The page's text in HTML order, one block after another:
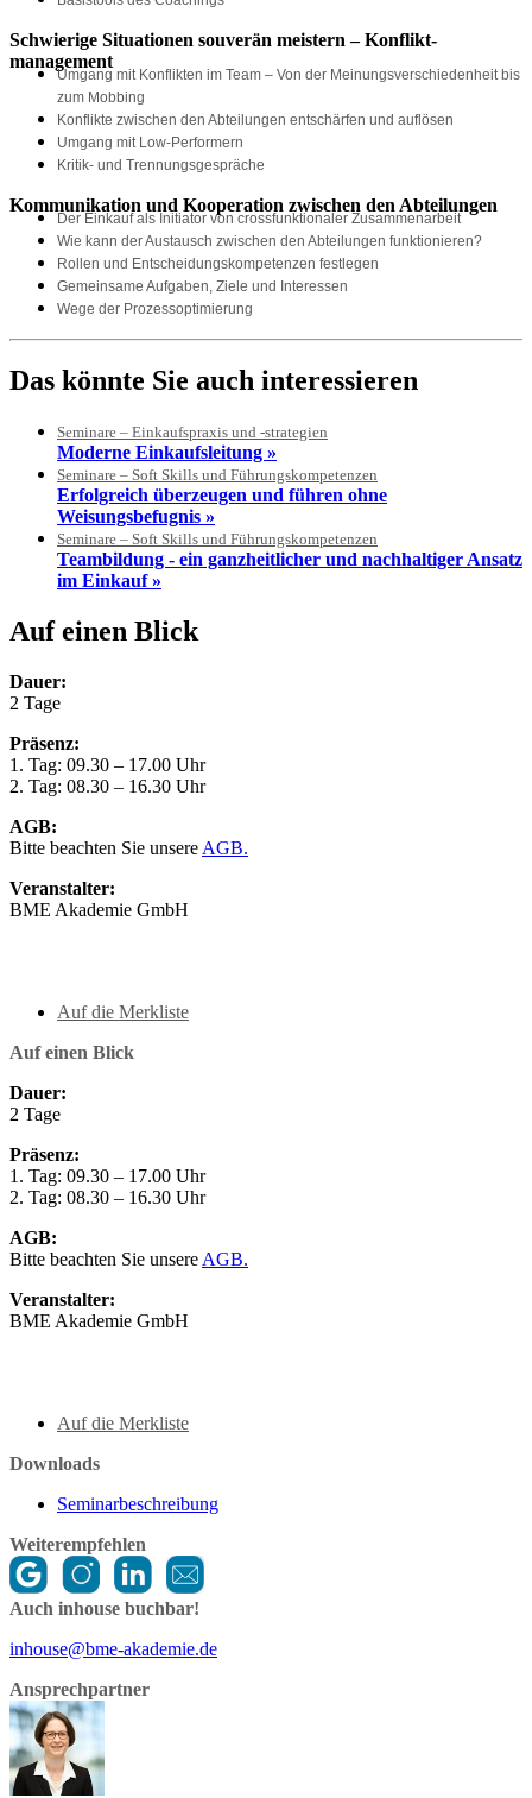
Schwierige Situationen souverän meistern – Konflikt-
management
Umgang mit Konflikten im Team – Von der Meinungsverschiedenheit bis
zum Mobbing
Konflikte zwischen den Abteilungen entschärfen und auflösen
Umgang mit Low-Performern
Kritik- und Trennungsgespräche
Kommunikation und Kooperation zwischen den Abteilungen
Der Einkauf als Initiator von crossfunktionaler Zusammenarbeit
Wie kann der Austausch zwischen den Abteilungen funktionieren?
Rollen und Entscheidungskompetenzen festlegen
Gemeinsame Aufgaben, Ziele und Interessen
Wege der Prozessoptimierung
Das könnte Sie auch interessieren
Seminare – Einkaufspraxis und -strategien
Moderne Einkaufsleitung »
Seminare – Soft Skills und Führungskompetenzen
Erfolgreich überzeugen und führen ohne
Weisungsbefugnis »
Seminare – Soft Skills und Führungskompetenzen
Teambildung - ein ganzheitlicher und nachhaltiger Ansatz
im Einkauf »
Auf einen Blick
Dauer:
2 Tage
Präsenz:
1. Tag: 09.30 – 17.00 Uhr
2. Tag: 08.30 – 16.30 Uhr
AGB:
Bitte beachten Sie unsere AGB.
Veranstalter:
BME Akademie GmbH
Auf die Merkliste
Auf einen Blick
Dauer:
2 Tage
Präsenz:
1. Tag: 09.30 – 17.00 Uhr
2. Tag: 08.30 – 16.30 Uhr
AGB:
Bitte beachten Sie unsere AGB.
Veranstalter:
BME Akademie GmbH
Auf die Merkliste
Downloads
Seminarbeschreibung
Weiterempfehlen
Auch inhouse buchbar!
inhouse@bme-akademie.de
Ansprechpartner